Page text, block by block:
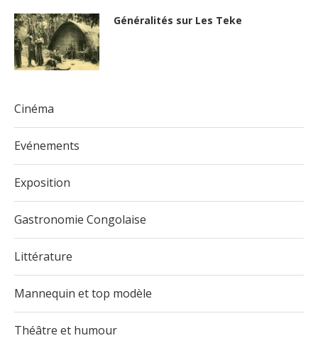
Généralités sur Les Teke
Cinéma
Evénements
Exposition
Gastronomie Congolaise
Littérature
Mannequin et top modèle
Théâtre et humour